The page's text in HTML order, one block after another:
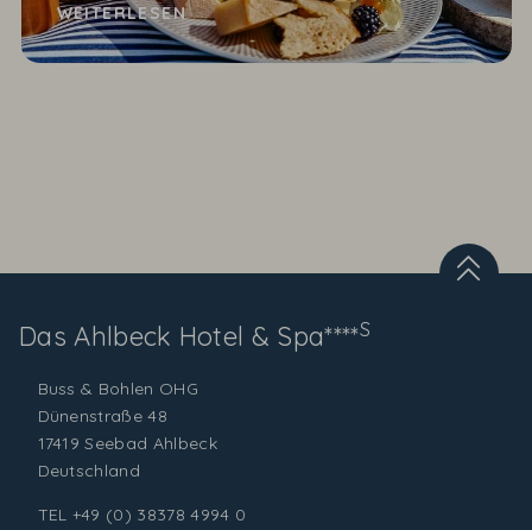
die man für immer im Herzen behält. Momente in
der Natur...
WEITERLESEN
Das Ahlbeck Hotel & Spa****S
Buss & Bohlen OHG
Dünenstraße 48
17419 Seebad Ahlbeck
Deutschland
TEL +49 (0) 38378 4994 0